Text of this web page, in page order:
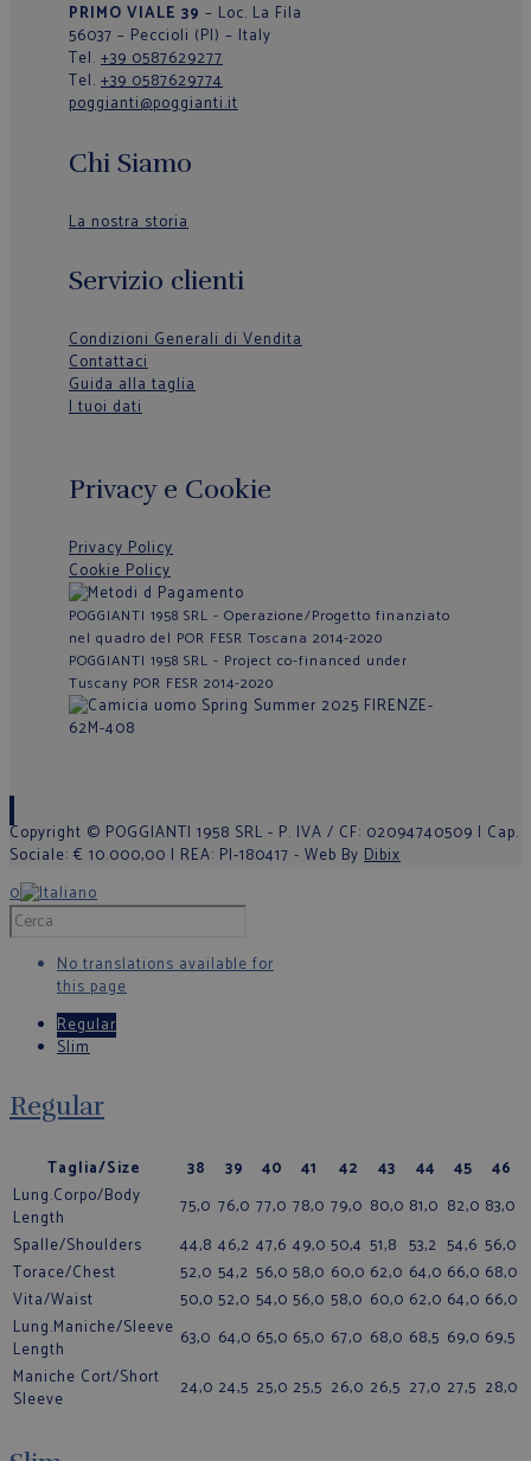
PRIMO VIALE 39 – Loc. La Fila
56037 – Peccioli (PI) – Italy
Tel. +39 0587629277
Tel. +39 0587629774
poggianti@poggianti.it
Chi Siamo
La nostra storia
Servizio clienti
Condizioni Generali di Vendita
Contattaci
Guida alla taglia
I tuoi dati
Privacy e Cookie
Privacy Policy
Cookie Policy
POGGIANTI 1958 SRL - Operazione/Progetto finanziato
nel quadro del POR FESR Toscana 2014-2020
POGGIANTI 1958 SRL - Project co-financed under
Tuscany POR FESR 2014-2020
Copyright © POGGIANTI 1958 SRL - P. IVA / CF: 02094740509 | Cap.
Sociale: € 10.000,00 | REA: PI-180417 - Web By Dibix
0
No translations available for
this page
Regular
Slim
Regular
Taglia/Size 38 39 40 41 42 43 44 45
46
Lung.Corpo/Body
Length
75,0 76,0 77,0 78,0 79,0 80,0 81,0 82,0 83,0
Spalle/Shoulders
44,8 46,2 47,6 49,0 50,4 51,8 53,2 54,6 56,0
Torace/Chest
52,0 54,2 56,0 58,0 60,0 62,0 64,0 66,0 68,0
Vita/Waist
50,0 52,0 54,0 56,0 58,0 60,0 62,0 64,0 66,0
Lung.Maniche/Sleeve
Length
63,0 64,0 65,0 65,0 67,0 68,0 68,5 69,0 69,5
Maniche Cort/Short
Sleeve
24,0 24,5 25,0 25,5 26,0 26,5 27,0 27,5 28,0